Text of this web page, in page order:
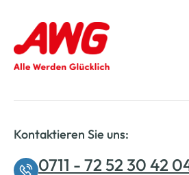
Kontaktieren Sie uns:
0711 - 72 52 30 42